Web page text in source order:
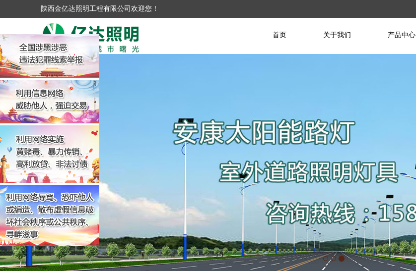
陕西金亿达照明工程有限公司欢迎您！
首页 关于我们 产品中心